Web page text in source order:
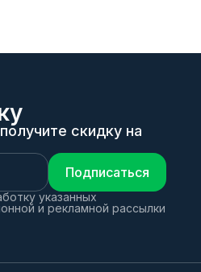
скидку на
Подписаться
указанных
и рекламной рассылки